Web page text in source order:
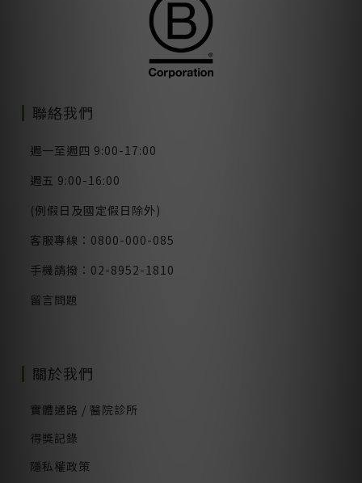
聯絡我們
週一至週四 9:00-17:00
週五 9:00-16:00
(例假日及國定假日除外)
客服專線：0800-000-085
手機請撥：02-8952-1810
留言問題
關於我們
實體通路 / 醫院診所
得獎記錄
隱私權政策